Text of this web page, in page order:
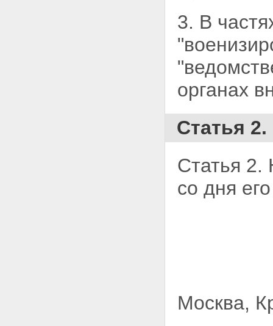
3. В
органах
Статья 2.
Статья 2.
со дня
Москва,